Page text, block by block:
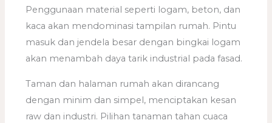
Penggunaan material seperti logam, beton, dan
kaca akan mendominasi tampilan rumah. Pintu
masuk dan jendela besar dengan bingkai logam
akan menambah daya tarik industrial pada fasad.
Taman dan halaman rumah akan dirancang
dengan minim dan simpel, menciptakan kesan
raw dan industri. Pilihan tanaman tahan cuaca